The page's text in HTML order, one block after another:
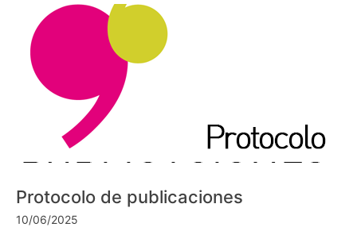
Protocolo de publicaciones
10/06/2025